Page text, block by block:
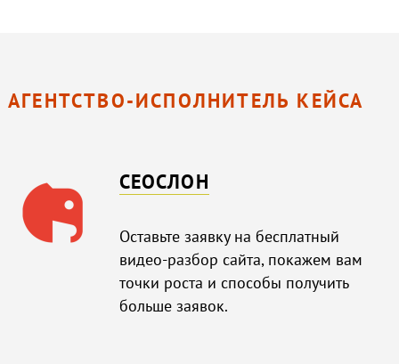
АГЕНТСТВО-ИСПОЛНИТЕЛЬ КЕЙСА
СЕОСЛОН
Оставьте заявку на бесплатный
видео-разбор сайта, покажем вам
точки роста и способы получить
больше заявок.